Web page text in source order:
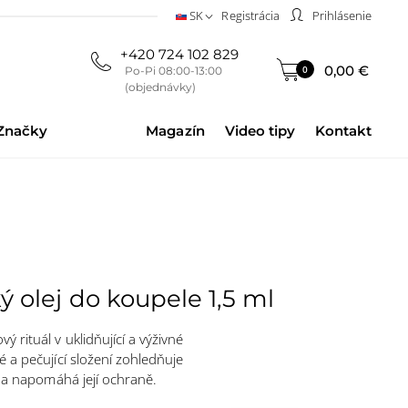
SK Registrácia Prihlásenie
+420 724 102 829
Po-Pi 08:00-13:00
(objednávky)
0 0,00 €
Magazín Video tipy Kontakt
olej do koupele 1,5 ml
rituál v uklidňující a výživné
a pečující složení zohledňuje
napomáhá její ochraně.